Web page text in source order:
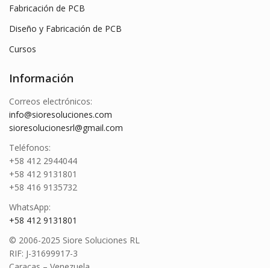
Fabricación de PCB
Diseño y Fabricación de PCB
Cursos
Información
Correos electrónicos:
info@sioresoluciones.com
sioresolucionesrl@gmail.com
Teléfonos:
+58 412 2944044
+58 412 9131801
+58 416 9135732
WhatsApp:
+58 412 9131801
© 2006-2025 Siore Soluciones RL
RIF: J-31699917-3